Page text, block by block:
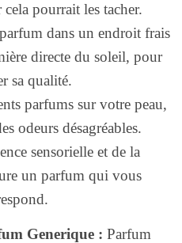
pourrait les tacher.
dans un endroit frais
directe du soleil, pour
sa qualité.
parfums sur votre peau,
odeurs désagréables.
sensorielle et de la
un parfum qui vous
Generique : Parfum